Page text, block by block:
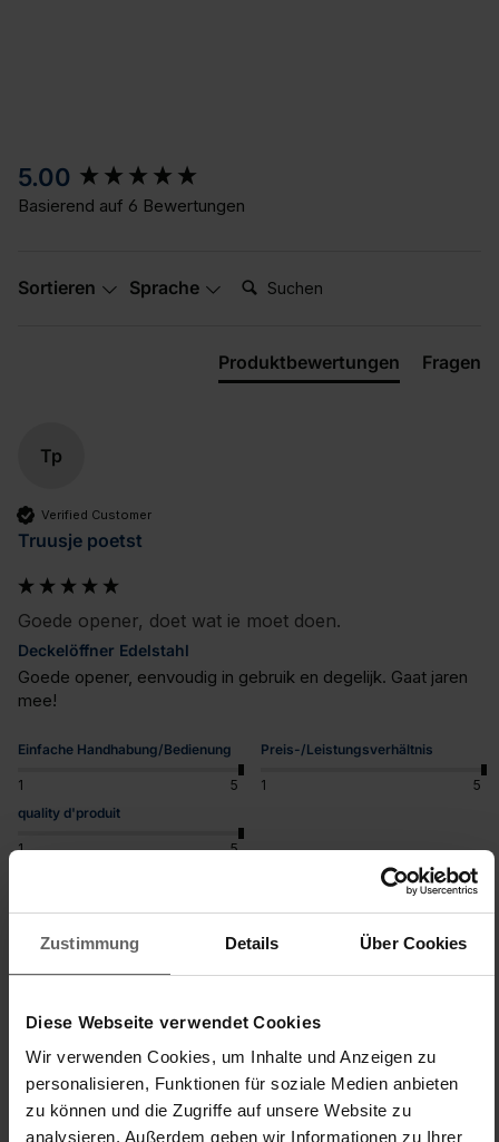
Zustimmung Details Über Cookies
Diese Webseite verwendet Cookies
Wir verwenden Cookies, um Inhalte und Anzeigen zu
personalisieren, Funktionen für soziale Medien anbieten
zu können und die Zugriffe auf unsere Website zu
analysieren. Außerdem geben wir Informationen zu Ihrer
5.00
Basierend auf 6 Bewertungen
Sortieren Sprache Suchen:
Produktbewertungen Fragen
Tp
Verified Customer
Truusje poetst
Goede opener, doet wat ie moet doen.
Deckelöffner Edelstahl
Goede opener, eenvoudig in gebruik en degelijk. Gaat jaren
mee!
Einfache Handhabung/Bedienung
1 5
Preis-/Leistungsverhältnis
1
5
quality d'produit
1 5
Verified Customer
New content loaded